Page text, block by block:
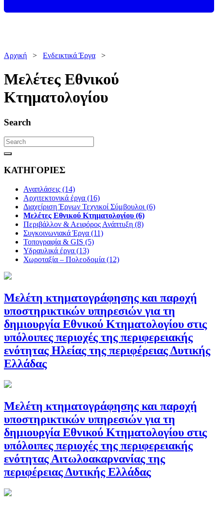
Αρχική > Ενδεικτικά Έργα >
Μελέτες Εθνικού
Κτηματολογίου
Search
ΚΑΤΗΓΟΡΙΕΣ
Αναπλάσεις (14)
Αρχιτεκτονικά έργα (16)
Διαχείριση Έργων Τεχνικοί Σύμβουλοι (6)
Μελέτες Εθνικού Κτηματολογίου (6)
Περιβάλλον & Αειφόρος Ανάπτυξη (8)
Συγκοινωνιακά Έργα (11)
Τοπογραφία & GIS (5)
Υδραυλικά έργα (13)
Χωροταξία – Πολεοδομία (12)
Μελέτη κτηματογράφησης και παροχή
υποστηρικτικών υπηρεσιών για τη
δημιουργία Εθνικού Κτηματολογίου στις
υπόλοιπες περιοχές της περιφερειακής
ενότητας Ηλείας της περιφέρειας Δυτικής
Ελλάδας
Μελέτη κτηματογράφησης και παροχή
υποστηρικτικών υπηρεσιών για τη
δημιουργία Εθνικού Κτηματολογίου στις
υπόλοιπες περιοχές της περιφερειακής
ενότητας Αιτωλοακαρνανίας της
περιφέρειας Δυτικής Ελλάδας